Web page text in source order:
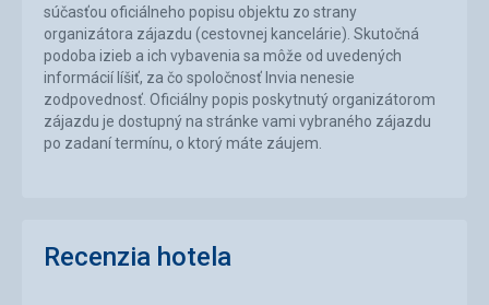
súčasťou oficiálneho popisu objektu zo strany
organizátora zájazdu (cestovnej kancelárie). Skutočná
podoba izieb a ich vybavenia sa môže od uvedených
informácií líšiť, za čo spoločnosť Invia nenesie
zodpovednosť. Oficiálny popis poskytnutý organizátorom
zájazdu je dostupný na stránke vami vybraného zájazdu
po zadaní termínu, o ktorý máte záujem.
Recenzia hotela